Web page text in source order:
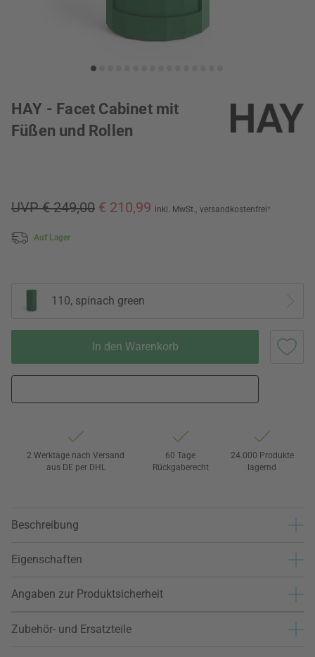
HAY - Facet Cabinet mit
Füßen und Rollen
UVP € 249,00 € 210,99 inkl. MwSt., versandkostenfrei*
Auf Lager
110, spinach green
In den Warenkorb
2 Werktage nach Versand
aus DE per DHL
60 Tage
Rückgaberecht
24.000 Produkte
lagernd
Beschreibung
Eigenschaften
Angaben zur Produktsicherheit
Zubehör- und Ersatzteile